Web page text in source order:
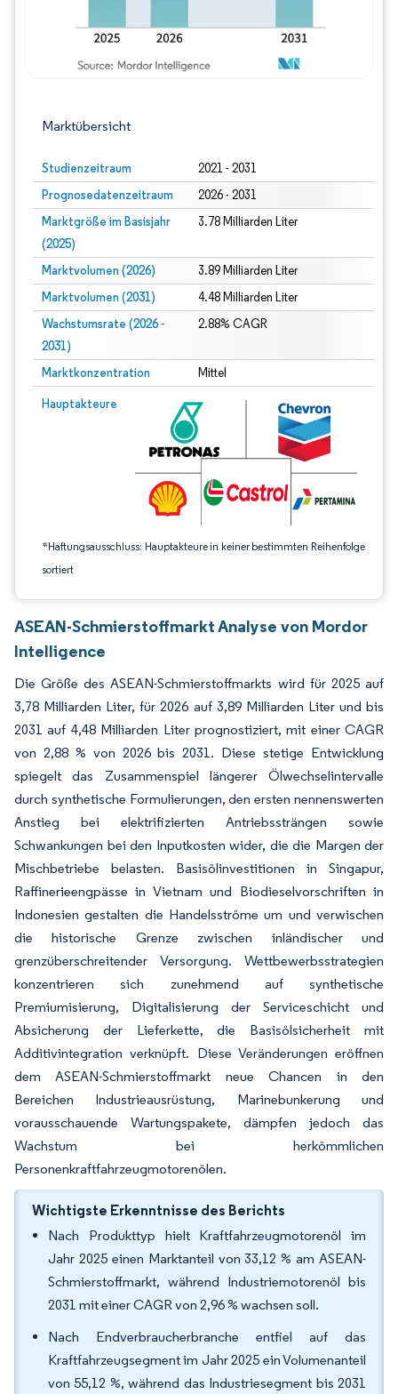
Marktübersicht
Studienzeitraum 2021 - 2031
Prognosedatenzeitraum 2026 - 2031
Marktgröße im Basisjahr
(2025)
3.78 Milliarden Liter
Marktvolumen (2026) 3.89 Milliarden Liter
Marktvolumen (2031) 4.48 Milliarden Liter
Wachstumsrate (2026 -
2031)
2.88% CAGR
Marktkonzentration Mittel
Hauptakteure
*Haftungsausschluss: Hauptakteure in keiner bestimmten Reihenfolge
sortiert
Bild © Mordor Intelligence. Wiederverwendung erfordert Namensnennung
ASEAN-Schmierstoffmarkt Analyse von Mordor
Intelligence
Die Größe des ASEAN-Schmierstoffmarkts wird für 2025 auf
3,78 Milliarden Liter, für 2026 auf 3,89 Milliarden Liter und bis
2031 auf 4,48 Milliarden Liter prognostiziert, mit einer CAGR
von 2,88 % von 2026 bis 2031. Diese stetige Entwicklung
spiegelt das Zusammenspiel längerer Ölwechselintervalle
durch synthetische Formulierungen, den ersten nennenswerten
Anstieg bei elektrifizierten Antriebssträngen sowie
Schwankungen bei den Inputkosten wider, die die Margen der
Mischbetriebe belasten. Basisölinvestitionen in Singapur,
Raffinerieengpässe in Vietnam und Biodieselvorschriften in
Indonesien gestalten die Handelsströme um und verwischen
die historische Grenze zwischen inländischer und
grenzüberschreitender Versorgung. Wettbewerbsstrategien
konzentrieren sich zunehmend auf synthetische
Premiumisierung, Digitalisierung der Serviceschicht und
Absicherung der Lieferkette, die Basisölsicherheit mit
Additivintegration verknüpft. Diese Veränderungen eröffnen
dem ASEAN-Schmierstoffmarkt neue Chancen in den
Bereichen Industrieausrüstung, Marinebunkerung und
vorausschauende Wartungspakete, dämpfen jedoch das
Wachstum bei herkömmlichen
Personenkraftfahrzeugmotorenölen.
Wichtigste Erkenntnisse des Berichts
Nach Produkttyp hielt Kraftfahrzeugmotorenöl im
Jahr 2025 einen Marktanteil von 33,12 % am ASEAN-
Schmierstoffmarkt, während Industriemotorenöl bis
2031 mit einer CAGR von 2,96 % wachsen soll.
Nach Endverbraucherbranche entfiel auf das
Kraftfahrzeugsegment im Jahr 2025 ein Volumenanteil
von 55,12 %, während das Industriesegment bis 2031